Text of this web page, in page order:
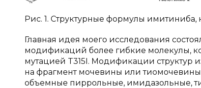
Рис. 1. Структурные формулы имитиниба,
Главная идея моего исследования
модификаций более гибкие молекулы,
мутацией T315I. Модификации структур
на фрагмент мочевины или
объемные пиррольные, имидазольные,